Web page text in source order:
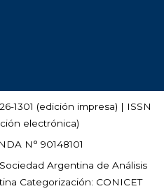
1301 (edición impresa) | ISSN
electrónica)
N° 90148101
Argentina de Análisis
Categorización: CONICET